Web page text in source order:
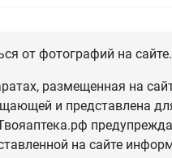
от фотографий на сайте.
размещенная на
и представлена
на сайте